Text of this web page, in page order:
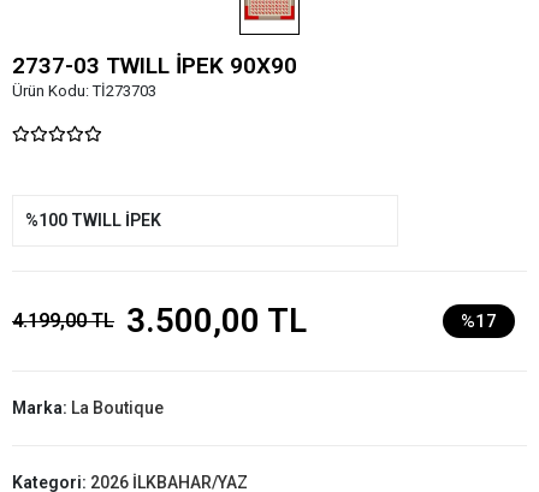
2737-03 TWILL İPEK 90X90
Ürün Kodu:Tİ273703
%100 TWILL İPEK
4.199,00 TL 3.500,00 TL %17
Marka: La Boutique
Kategori: 2026 İLKBAHAR/YAZ